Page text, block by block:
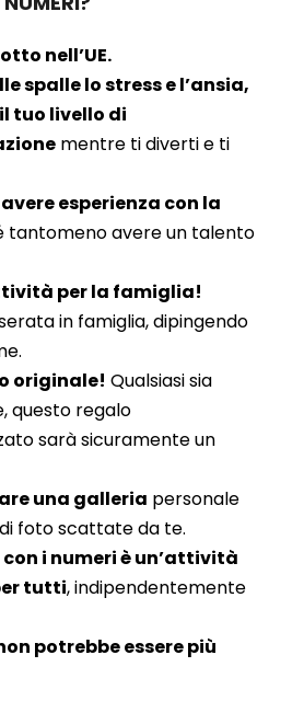
nell’UE.
spalle lo stress e l’ansia,
tuo livello di
mentre ti diverti e ti
esperienza con la
tantomeno avere un talento
per la famiglia!
in famiglia, dipingendo
originale! Qualsiasi sia
questo regalo
sarà sicuramente un
una galleria personale
foto scattate da te.
i numeri è un’attività
tutti, indipendentemente
potrebbe essere più